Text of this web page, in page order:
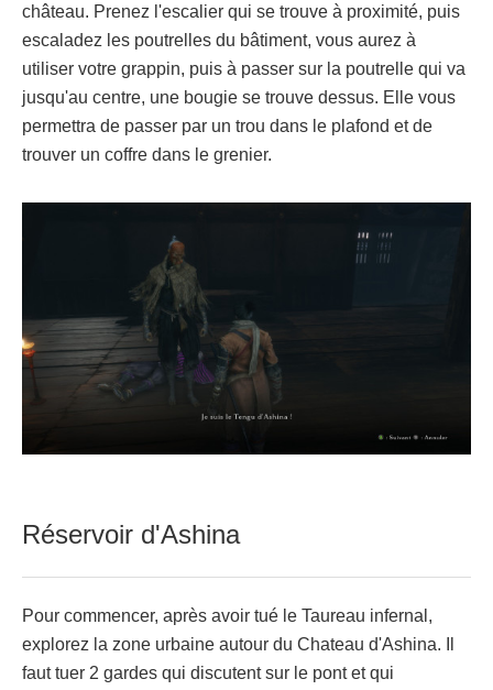
château. Prenez l'escalier qui se trouve à proximité, puis
escaladez les poutrelles du bâtiment, vous aurez à
utiliser votre grappin, puis à passer sur la poutrelle qui va
jusqu'au centre, une bougie se trouve dessus. Elle vous
permettra de passer par un trou dans le plafond et de
trouver un coffre dans le grenier.
Réservoir d'Ashina
Pour commencer, après avoir tué le Taureau infernal,
explorez la zone urbaine autour du Chateau d'Ashina. Il
faut tuer 2 gardes qui discutent sur le pont et qui